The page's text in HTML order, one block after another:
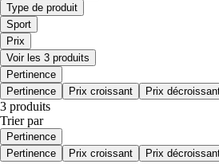
Type de produit
Sport
Prix
Voir les 3 produits
Pertinence
Pertinence
Prix croissant Prix
3 produits
Trier par
Pertinence
Pertinence
Prix croissant Prix